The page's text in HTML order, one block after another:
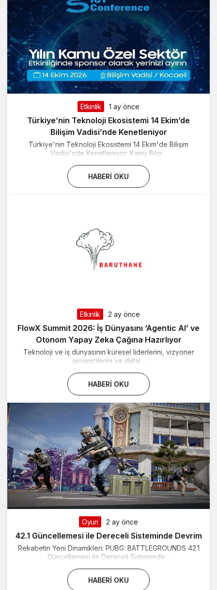
Etkinlik 1 ay önce
Türkiye’nin Teknoloji Ekosistemi 14 Ekim’de
Bilişim Vadisi’nde Kenetleniyor
Türkiye'nin Teknoloji Ekosistemi 14 Ekim'de Bilişim
Vadisi'nde Kenetleniyor: Kamu Bilgi...
HABERI OKU
Etkinlik 2 ay önce
FlowX Summit 2026: İş Dünyasını ‘Agentic AI’ ve
Otonom Yapay Zeka Çağına Hazırlıyor
Teknoloji ve iş dünyasının küresel liderlerini, vizyoner
girişimcilerini ve dijital...
HABERI OKU
Oyun 2 ay önce
42.1 Güncellemesi ile Dereceli Sisteminde Devrim
Rekabetin Yeni Dinamikleri: PUBG: BATTLEGROUNDS 42.1
Güncellemesi ile Dereceli Sisteminde...
HABERI OKU